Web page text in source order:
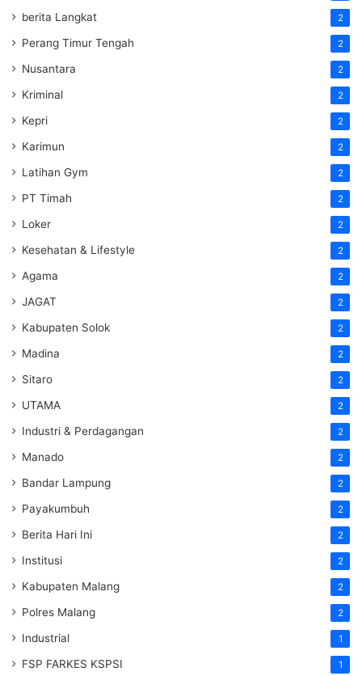
berita Langkat 2
Perang Timur Tengah 2
Nusantara 2
Kriminal 2
Kepri 2
Karimun 2
Latihan Gym 2
PT Timah 2
Loker 2
Kesehatan & Lifestyle 2
Agama 2
JAGAT 2
Kabupaten Solok 2
Madina 2
Sitaro 2
UTAMA 2
Industri & Perdagangan 2
Manado 2
Bandar Lampung 2
Payakumbuh 2
Berita Hari Ini 2
Institusi 2
Kabupaten Malang 2
Polres Malang 2
Industrial 1
FSP FARKES KSPSI 1